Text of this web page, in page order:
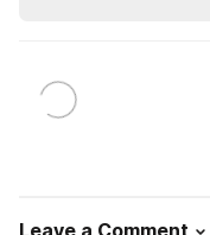
Leave a Comment